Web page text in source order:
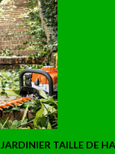
JARDINIER TAILLE DE